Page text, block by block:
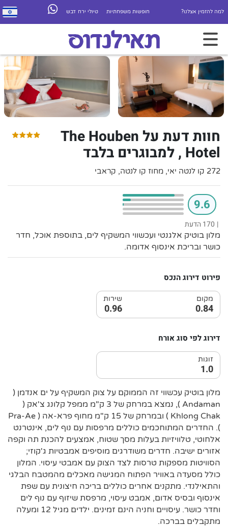
למה להזמין אצלנו? חופשות משפחתיות טיולי ירח דבש
חוות דעת על The Houben
Hotel , למבוגרים בלבד
272 קו לנטה יאי, מחוז קו לנטה, קראבי
9.6
| 170 הדעת
מלון בוטיק אלגנטי ועכשווי המשקיף לים, בתוספת אוכל, חדר
כושר ובריכת אינסוף אדומה.
פירוט דירוג הנכס
מקום
0.84
שירות
0.96
דירוג לפי סוג אורח
זוגות
1.0
מלון בוטיק עכשווי זה הממוקם על צוק המשקיף על ים אנדמן (
Andaman ), נמצא במרחק של 3 ק"מ ממפל קלונג צ'אק (
Khlong Chak ) ובמרחק של 15 ק"מ מחוף פרא-אה ( Pra-Ae
). החדרים המתוחכמים כוללים מרפסות עם נוף לים, אינטרנט
אלחוטי, טלוויזיות בעלות מסך שטוח, אמצעים להכנת תה וקפה
אזורים ישיבה. חדרים משודרגים מוסיפים אמבטיות ג'קוזי;
הסוויטות מספקות טרסות לצד הצוק עם אמבטי עיסוי. המלון
כולל מסעדה באוויר הפתוח המגישה מאכלים מהמטבח הבלגי
והתאילנדי. מתקנים אחרים כוללים בריכה חיצונית עם שפת
אינסוף ובסיס אדום, אמבט עיסוי, מרפסת שיזוף עם נוף לים
וחדר כושר. עיסויים וחניה הינם זמינים. ילדים מגיל 12 ומעלה
מתקבלים בברכה.